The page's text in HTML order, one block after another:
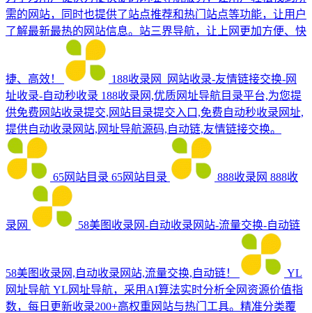
需的网站，同时也提供了站点推荐和热门站点等功能，让用户
了解最新最热的网站信息。站三界导航，让上网更加方便、快
捷、高效！
188收录网_网站收录-友情链接交换-网
址收录-自动秒收录 188收录网,优质网址导航目录平台,为您提
供免费网站收录提交,网站目录提交入口,免费自动秒收录网址,
提供自动收录网站,网址导航源码,自动链,友情链接交换。
65网站目录 65网站目录 888收录网 888收
录网 58美图收录网-自动收录网站-流量交换-自动链
58美图收录网,自动收录网站,流量交换,自动链！
YL
网址导航 YL网址导航，采用AI算法实时分析全网资源价值指
数，每日更新收录200+高权重网站与热门工具。精准分类覆